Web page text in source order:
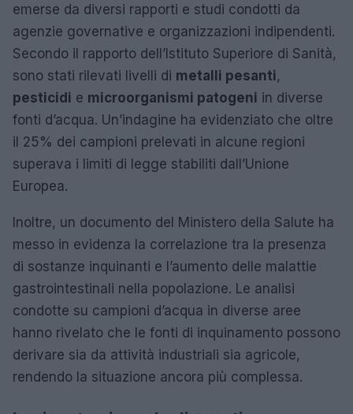
emerse da diversi rapporti e studi condotti da
agenzie governative e organizzazioni indipendenti.
Secondo il rapporto dell’Istituto Superiore di Sanità,
sono stati rilevati livelli di metalli pesanti,
pesticidi e microorganismi patogeni in diverse
fonti d’acqua. Un’indagine ha evidenziato che oltre
il 25% dei campioni prelevati in alcune regioni
superava i limiti di legge stabiliti dall’Unione
Europea.
Inoltre, un documento del Ministero della Salute ha
messo in evidenza la correlazione tra la presenza
di sostanze inquinanti e l’aumento delle malattie
gastrointestinali nella popolazione. Le analisi
condotte su campioni d’acqua in diverse aree
hanno rivelato che le fonti di inquinamento possono
derivare sia da attività industriali sia agricole,
rendendo la situazione ancora più complessa.